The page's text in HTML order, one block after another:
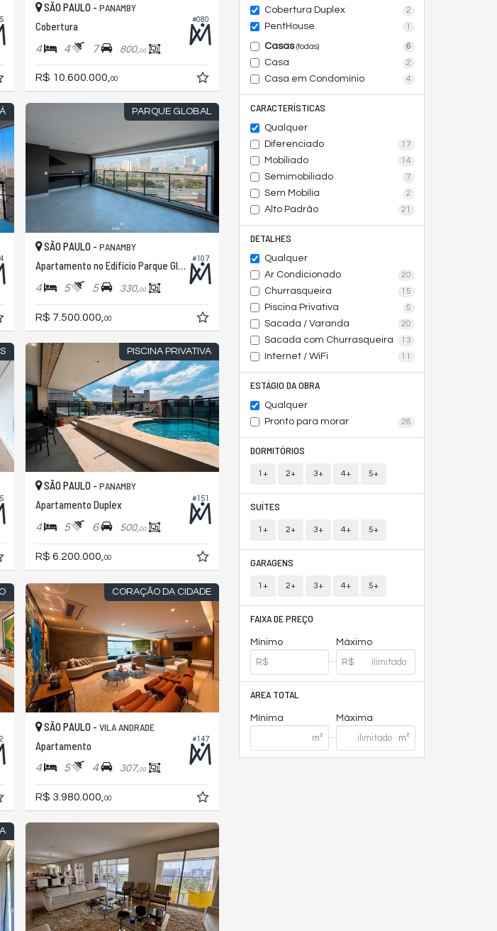
Cobertura Duplex 2
PentHouse 1
Casas(todas) 6
Casa 2
Casa em Condomínio 4
CARACTERÍSTICAS
Qualquer
Diferenciado
17
Mobiliado 14
Semimobiliado 7
Sem Mobília 2
Alto Padrão 21
DETALHES
Qualquer
Ar Condicionado
20
Churrasqueira 15
Piscina Privativa 5
Sacada / Varanda 20
Sacada com Churrasqueira 13
Internet / WiFi 11
ESTÁGIO DA OBRA
Qualquer
Pronto para morar
28
DORMITÓRIOS
1+ 2+ 3+ 4+ 5+
SUÍTES
1+ 2+ 3+ 4+ 5+
GARAGENS
1+ 2+ 3+ 4+ 5+
FAIXA DE PREÇO
Mínimo Máximo
ÁREA TOTAL
Mínima Máxima
#080
SÃO PAULO - PANAMBY
Cobertura
4 4 7 800,00
R$ 10.600.000,00
PARQUE GLOBAL
#107
SÃO PAULO - PANAMBY
Apartamento no Edifício Parque Global
4 5 5 330,00
R$ 7.500.000, 00
PISCINA PRIVATIVA
#151
SÃO PAULO - PANAMBY
Apartamento Duplex
4 5 6 500,00
R$ 6.200.000, 00
CORAÇÃO DA CIDADE
#147
SÃO PAULO - VILA ANDRADE
Apartamento
4 5 4 307,00
R$ 3.980.000, 00